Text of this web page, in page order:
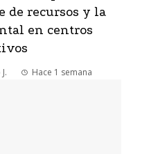
de recursos y la
en centros
Hace 1 semana